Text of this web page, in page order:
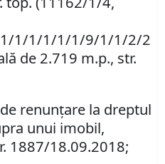
1/1/1/1/1/9/1/1/2/2
de 2.719 m.p., str.
renunţare la dreptul
unui imobil,
1887/18.09.2018;